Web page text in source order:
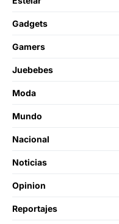
Gadgets
Gamers
Juebebes
Moda
Mundo
Nacional
Noticias
Opinion
Reportajes